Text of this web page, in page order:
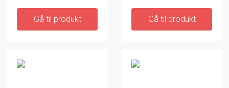
Gå til produkt Gå til produkt